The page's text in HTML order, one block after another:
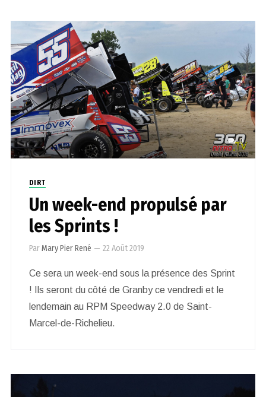
0
DIRT
Un week-end propulsé par
les Sprints !
ParMary Pier René — 22 Août 2019
Ce sera un week-end sous la présence des Sprint
! Ils seront du côté de Granby ce vendredi et le
lendemain au RPM Speedway 2.0 de Saint-
Marcel-de-Richelieu.